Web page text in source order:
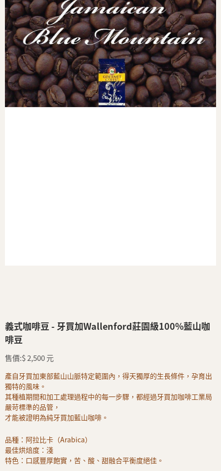
義式咖啡豆 - 牙買加Wallenford莊園級100%藍山咖
啡豆
售價:$ 2,500 元
產自牙買加東部藍山山脈特定範圍內，得天獨厚的生長條件，孕育出
獨特的風味。
其種植期間和加工處理過程中的每一步驟，都經過牙買加咖啡工業局
嚴苛標準的品管，
才能被證明為純牙買加藍山咖啡。
品種：阿拉比卡（Arabica）
最佳烘焙度：淺
特色：口感豐厚飽實，苦、酸、甜融合平衡度絕佳。